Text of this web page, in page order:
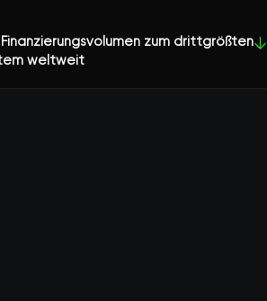
zum drittgrößten
weltweit
↓